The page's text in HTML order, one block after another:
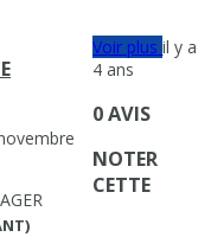
Voir plusil y a
4 ans
0 AVIS
NOTER
CETTE